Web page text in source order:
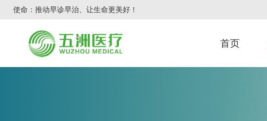
使命：推动早诊早治、让生命更美好！
首页